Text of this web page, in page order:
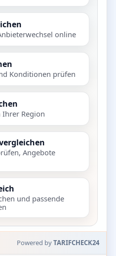
online
Konditionen prüfen
Region
Angebote
und passende
Powered byTARIFCHECK24